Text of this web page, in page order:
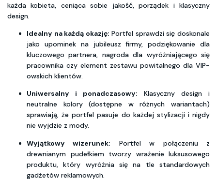
każda kobieta, ceniąca sobie jakość, porządek i klasyczny
design.
Idealny na każdą okazję: Portfel sprawdzi się doskonale
jako upominek na jubileusz firmy, podziękowanie dla
kluczowego partnera, nagroda dla wyróżniającego się
pracownika czy element zestawu powitalnego dla VIP-
owskich klientów.
Uniwersalny i ponadczasowy: Klasyczny design i
neutralne kolory (dostępne w różnych wariantach)
sprawiają, że portfel pasuje do każdej stylizacji i nigdy
nie wyjdzie z mody.
Wyjątkowy wizerunek: Portfel w połączeniu z
drewnianym pudełkiem tworzy wrażenie luksusowego
produktu, który wyróżnia się na tle standardowych
gadżetów reklamowych.